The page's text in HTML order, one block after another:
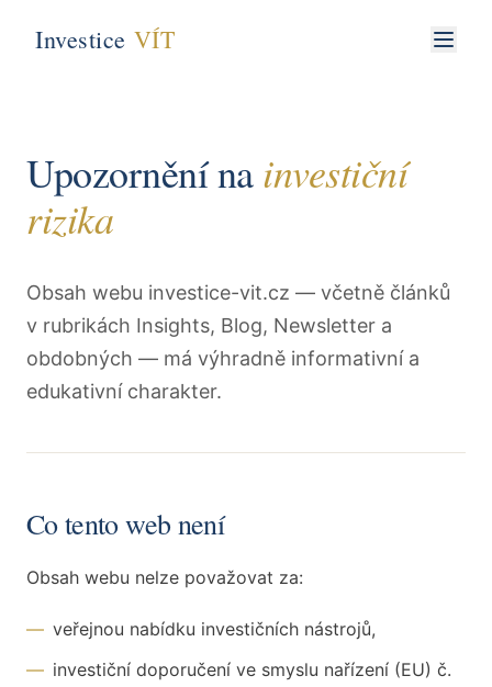
Investice VÍT
Upozornění nainvestiční
rizika
Obsah webu investice-vit.cz — včetně článků
v rubrikách Insights, Blog, Newsletter a
obdobných — má výhradně informativní a
edukativní charakter.
Co tento web není
Obsah webu nelze považovat za:
— veřejnou nabídku investičních nástrojů,
— investiční doporučení ve smyslu nařízení (EU) č.